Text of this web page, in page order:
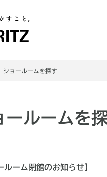
ショールームを探す
ールームを
ルーム閉館のお知らせ】